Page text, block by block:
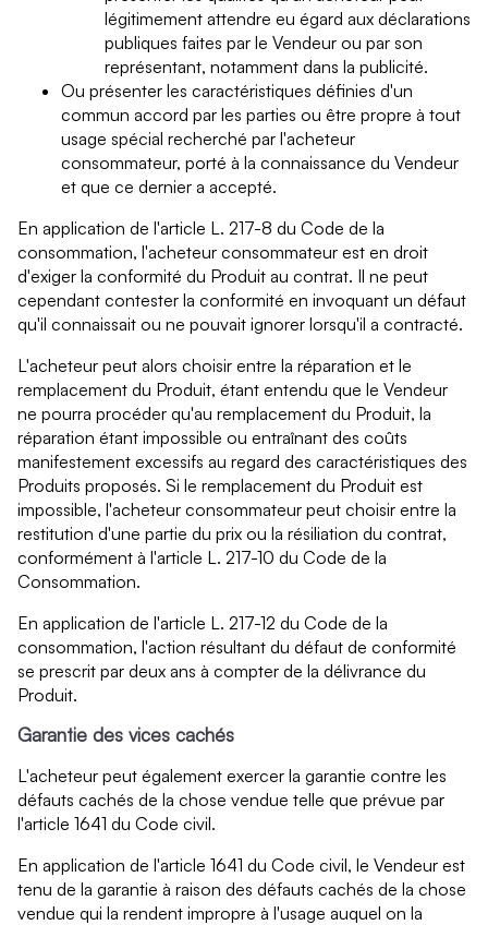
légitimement attendre eu égard aux déclarations
publiques faites par le Vendeur ou par son
représentant, notamment dans la publicité.
Ou présenter les caractéristiques définies d'un
commun accord par les parties ou être propre à tout
usage spécial recherché par l'acheteur
consommateur, porté à la connaissance du Vendeur
et que ce dernier a accepté.
En application de l'article L. 217-8 du Code de la
consommation, l'acheteur consommateur est en droit
d'exiger la conformité du Produit au contrat. Il ne peut
cependant contester la conformité en invoquant un défaut
qu'il connaissait ou ne pouvait ignorer lorsqu'il a contracté.
L'acheteur peut alors choisir entre la réparation et le
remplacement du Produit, étant entendu que le Vendeur
ne pourra procéder qu'au remplacement du Produit, la
réparation étant impossible ou entraînant des coûts
manifestement excessifs au regard des caractéristiques des
Produits proposés. Si le remplacement du Produit est
impossible, l'acheteur consommateur peut choisir entre la
restitution d'une partie du prix ou la résiliation du contrat,
conformément à l'article L. 217-10 du Code de la
Consommation.
En application de l'article L. 217-12 du Code de la
consommation, l'action résultant du défaut de conformité
se prescrit par deux ans à compter de la délivrance du
Produit.
Garantie des vices cachés
L'acheteur peut également exercer la garantie contre les
défauts cachés de la chose vendue telle que prévue par
l'article 1641 du Code civil.
En application de l'article 1641 du Code civil, le Vendeur est
tenu de la garantie à raison des défauts cachés de la chose
vendue qui la rendent impropre à l'usage auquel on la